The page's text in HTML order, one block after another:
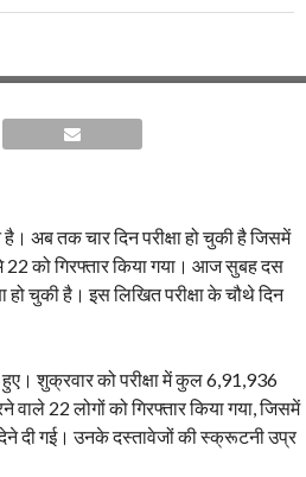
अब तक चार दिन परीक्षा हो चुकी है जिसमें
22 को गिरफ्तार किया गया। आज सुबह दस
हो चुकी है। इस लिखित परीक्षा के चौथे दिन
शुक्रवार को परीक्षा में कुल 6,91,936
वाले 22 लोगों को गिरफ्तार किया गया, जिसमें
देने दी गई। उनके दस्तावेजों की स्क्रूटनी उप्र